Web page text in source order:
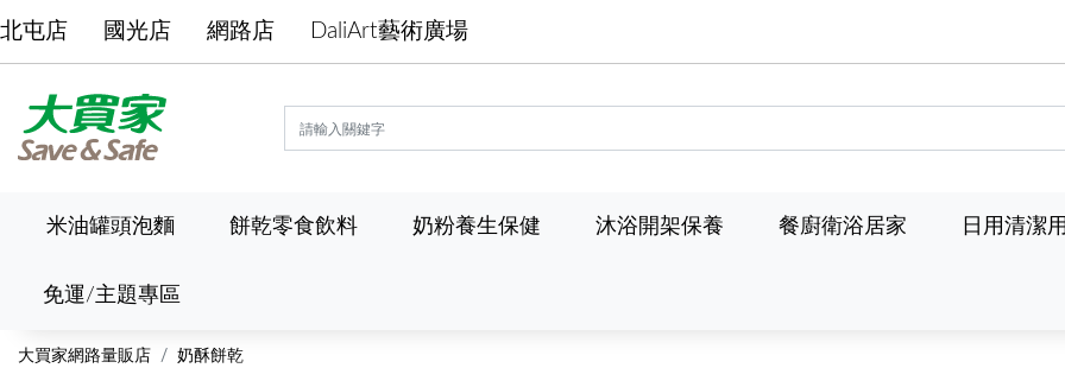
北屯店 國光店 網路店 DaliArt藝術廣場
米油罐頭泡麵 餅乾零食飲料 奶粉養生保健 沐浴開架保養 餐廚衛浴居家 日用清潔
免運/主題專區
大買家網路量販店 奶酥餅乾